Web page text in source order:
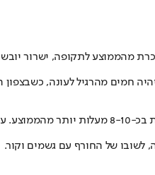
מהממוצע לתקופה, ישרור
חמים מהרגיל לעונה, כשבצפון
ביום שני לא צפוי שינוי ניכר במזג האוויר וביום שלישי, יעשה
לשובו של החורף עם גשמים וקור.